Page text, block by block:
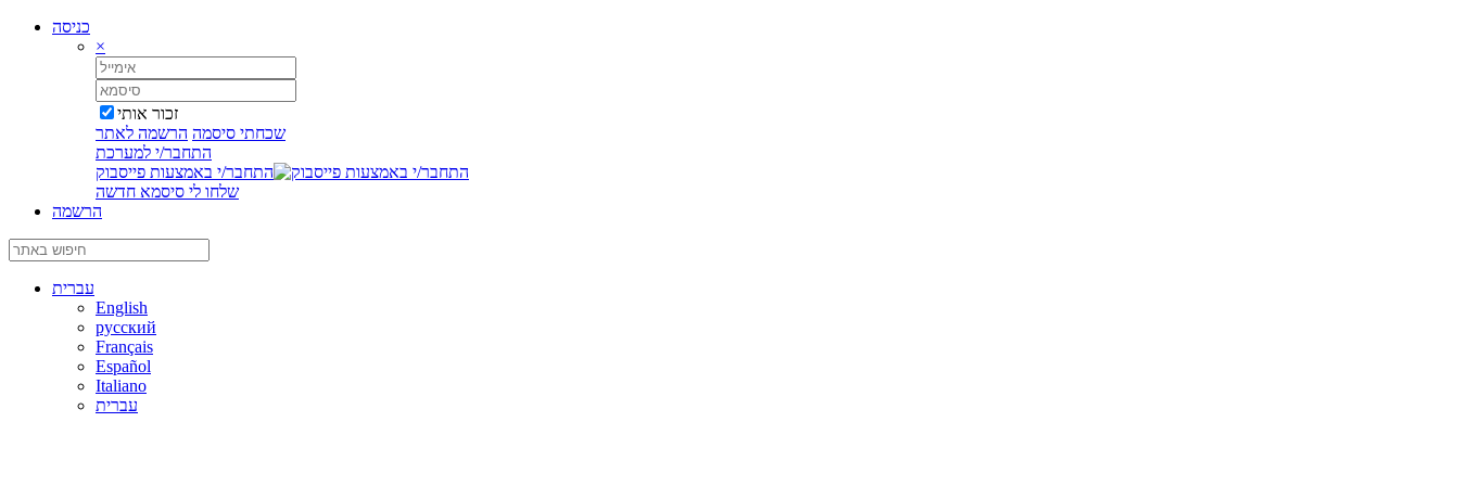
כניסה
×
זכור אותי
שכחתי סיסמה הרשמה לאתר
התחבר/י למערכת
התחבר/י באמצעות פייסבוק
שלחו לי סיסמא חדשה
הרשמה
עברית
English
русский
Français
Español
Italiano
עברית